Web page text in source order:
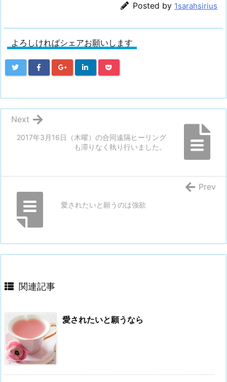
Posted by 1sarahsirius
よろしければシェアお願いします
2017年3月16日（木曜）の合同遠隔ヒーリング
も滞りなく執り行いました。
Next
愛されたいと願うのは強欲
Prev
関連記事
愛されたいと願うなら